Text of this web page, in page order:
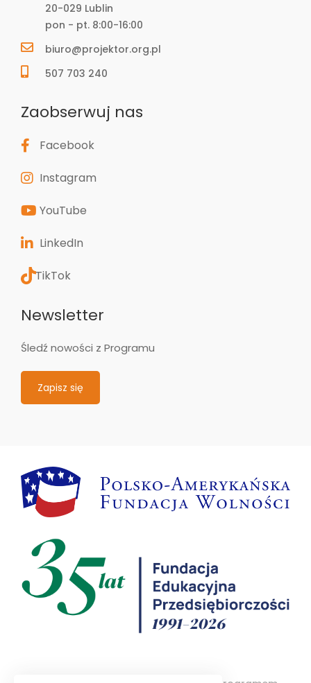
20-029 Lublin
pon - pt. 8:00-16:00
biuro@projektor.org.pl
507 703 240
Zaobserwuj nas
Facebook
Instagram
YouTube
LinkedIn
TikTok
Newsletter
Śledź nowości z Programu
Zapisz się